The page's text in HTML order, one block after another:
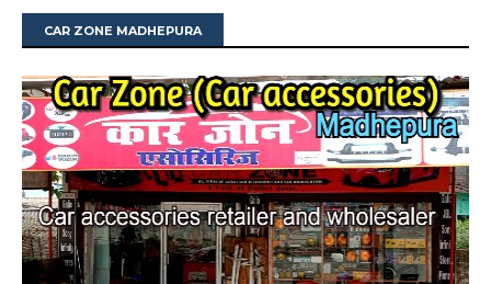
CAR ZONE MADHEPURA